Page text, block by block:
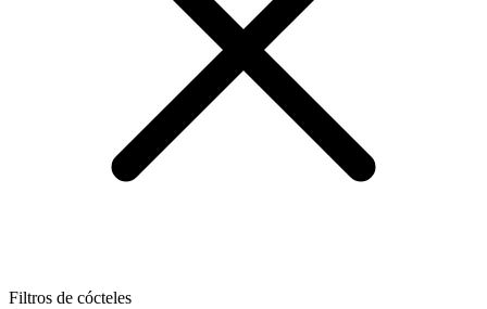
Filtros de cócteles